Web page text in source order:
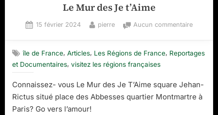
Le Mur des Je t’Aime
Posted
15 février 2024 By
pierre Aucun commentairesur
des
île de France, Articles, Les Régions de France, Reportages
et Documentaires, visitez les régions françaises
Connaissez- vous Le Mur des Je T’Aime square Jehan-
Rictus situé place des Abbesses quartier Montmartre à
Paris? Go vers l’amour!